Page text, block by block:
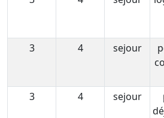
3
4 sejour
3
4 sejour